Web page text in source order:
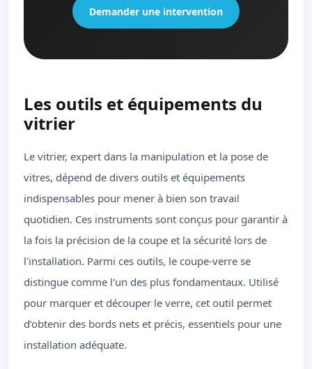
Demander une intervention
Les outils et équipements du
vitrier
Le vitrier, expert dans la manipulation et la pose de
vitres, dépend de divers outils et équipements
indispensables pour mener à bien son travail
quotidien. Ces instruments sont conçus pour garantir à
la fois la précision de la coupe et la sécurité lors de
l'installation. Parmi ces outils, le coupe-verre se
distingue comme l'un des plus fondamentaux. Utilisé
pour marquer et découper le verre, cet outil permet
d’obtenir des bords nets et précis, essentiels pour une
installation adéquate.